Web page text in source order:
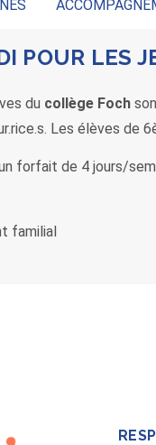
POUR LES
du collège Foch
Les élèves de
forfait de 4 jours/
familial